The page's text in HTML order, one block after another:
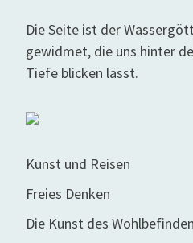
Die Seite ist der
gewidmet, die uns hinter
Tiefe blicken lässt.
Kunst und Reisen
Freies Denken
Die Kunst des